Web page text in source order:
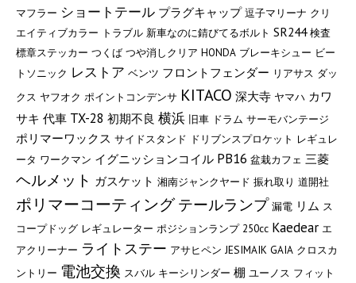
マフラー ショートテール プラグキャップ 逗子マリーナ クリ
エイティブカラー トラブル 新車なのに錆びてるボルト SR244 検査
標章ステッカー つくば つや消しクリア HONDA ブレーキシュー ビー
トソニック レストア ベンツ フロントフェンダー リアサス ダッ
クス ヤフオク ポイントコンデンサ KITACO 深大寺 ヤマハ カワ
サキ 代車 TX-28 初期不良 横浜 旧車 ドラム サーモバンテージ
ポリマーワックス サイドスタンド ドリブンスプロケット レギュレ
ータ ワークマン イグニッションコイル PB16 盆栽カフェ 三菱
ヘルメット ガスケット 湘南ジャンクヤード 振れ取り 道開社
ポリマーコーティング テールランプ 漏電 リム ス
コープドッグ レギュレーター ポジションランプ 250cc Kaedear エ
アクリーナー ライトステー アサヒペン JESIMAIK GAIA クロスカ
ントリー 電池交換 スバル キーシリンダー 棚 ユーノス フィット